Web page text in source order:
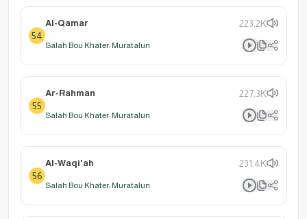
54
Al-Qamar 223.2K
Salah Bou Khater: Muratalun
55
Ar-Rahman 227.3K
Salah Bou Khater: Muratalun
56
Al-Waqi'ah 231.4K
Salah Bou Khater: Muratalun